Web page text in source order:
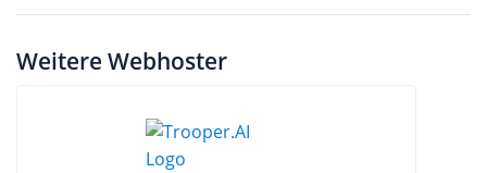
Weitere Webhoster